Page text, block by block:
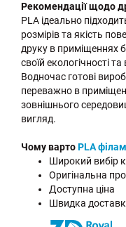
Рекомендації щодо
PLA ідеально
розмірів та якість
друку в приміщеннях
своїй екологічності
Водночас готові
переважно в
зовнішнього
вигляд.
Чому вартоPLA
Широкий вибір
Оригінальна
Доступна ціна
Швидка